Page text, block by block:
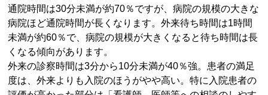
通院時間は30分未満が約70％ですが、病院の規模の大きな
病院ほど通院時間が長くなります。外来待ち時間は1時間
未満が約60％で、病院の規模が大きくなると待ち時間は長
くなる傾向があります。
外来の診察時間は3分から10分未満が40％強。患者の満足
度は、外来よりも入院のほうがやや高い。特に入院患者の